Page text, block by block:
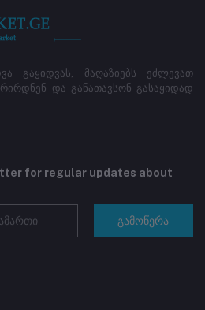
გაყიდვას, მაღაზიებს ეძლევათ
და განათავსონ გასაყიდად
for regular updates about
გამოწერა